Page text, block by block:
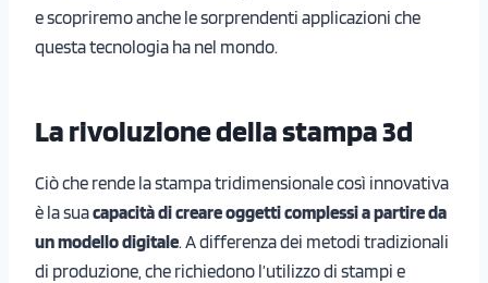
e scopriremo anche le sorprendenti applicazioni che
questa tecnologia ha nel mondo.
La rivoluzione della stampa 3d
Ciò che rende la stampa tridimensionale così innovativa
è la suacapacità di creare oggetti complessi a partire da
un modello digitale. A differenza dei metodi tradizionali
di produzione, che richiedono l’utilizzo di stampi e